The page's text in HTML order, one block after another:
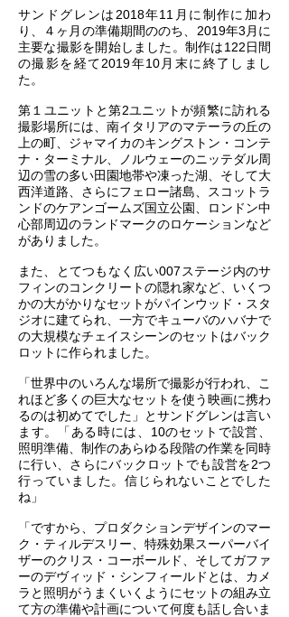
サンドグレンは2018年11月に制作に加わ
り、４ヶ月の準備期間ののち、2019年3月に
主要な撮影を開始しました。制作は122日間
の撮影を経て2019年10月末に終了しまし
た。
第１ユニットと第2ユニットが頻繁に訪れる
撮影場所には、南イタリアのマテーラの丘の
上の町、ジャマイカのキングストン・コンテ
ナ・ターミナル、ノルウェーのニッテダル周
辺の雪の多い田園地帯や凍った湖、そして大
西洋道路、さらにフェロー諸島、スコットラ
ンドのケアンゴームズ国立公園、ロンドン中
心部周辺のランドマークのロケーションなど
がありました。
また、とてつもなく広い007ステージ内のサ
フィンのコンクリートの隠れ家など、いくつ
かの大がかりなセットがパインウッド・スタ
ジオに建てられ、一方でキューバのハバナで
の大規模なチェイスシーンのセットはバック
ロットに作られました。
「世界中のいろんな場所で撮影が行われ、こ
れほど多くの巨大なセットを使う映画に携わ
るのは初めてでした」とサンドグレンは言い
ます。「ある時には、10のセットで設営、
照明準備、制作のあらゆる段階の作業を同時
に行い、さらにバックロットでも設営を2つ
行っていました。信じられないことでした
ね」
「ですから、プロダクションデザインのマー
ク・ティルデスリー、特殊効果スーパーバイ
ザーのクリス・コーボールド、そしてガファ
ーのデヴィッド・シンフィールドとは、カメ
ラと照明がうまくいくようにセットの組み立
て方の準備や計画について何度も話し合いま